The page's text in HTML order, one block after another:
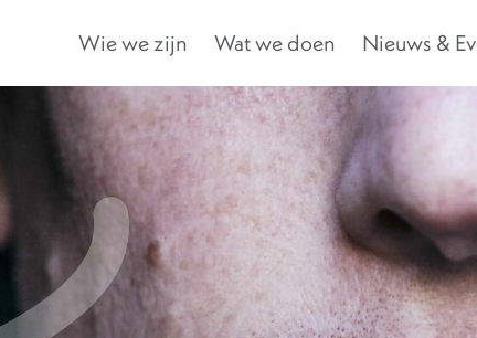
Wie we zijn Wat we doen Nieuws &